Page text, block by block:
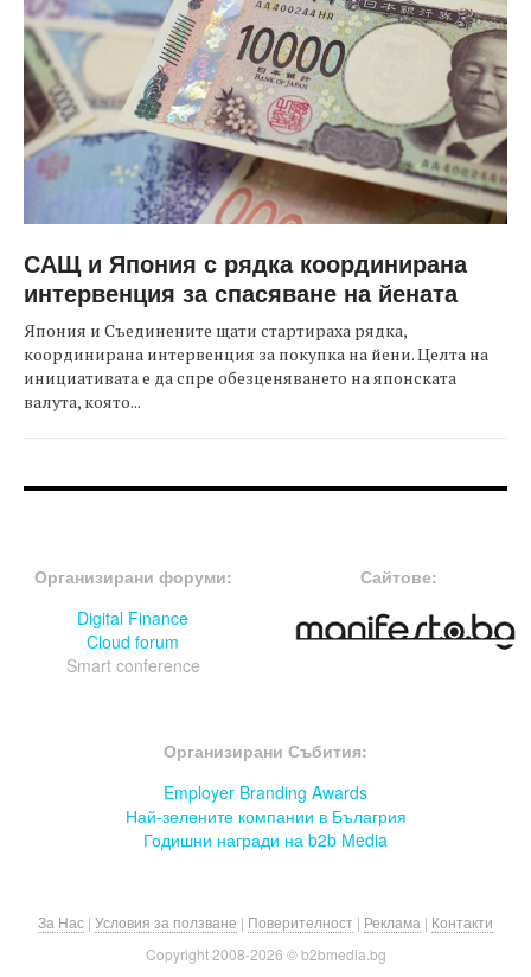
САЩ и Япония с рядка координирана
интервенция за спасяване на йената
Япония и Съединените щати стартираха рядка,
координирана интервенция за покупка на йени. Целта на
инициативата е да спре обезценяването на японската
валута, която...
Организирани форуми:
Digital Finance
Cloud forum
Smart conference
Сайтове:
Организирани Събития:
Employer Branding Awards
Най-зелените компании в Бълагрия
Годишни награди на b2b Media
За Нас | Условия за ползване | Поверителност | Реклама | Контакти
Copyright 2008-2026 © b2bmedia.bg